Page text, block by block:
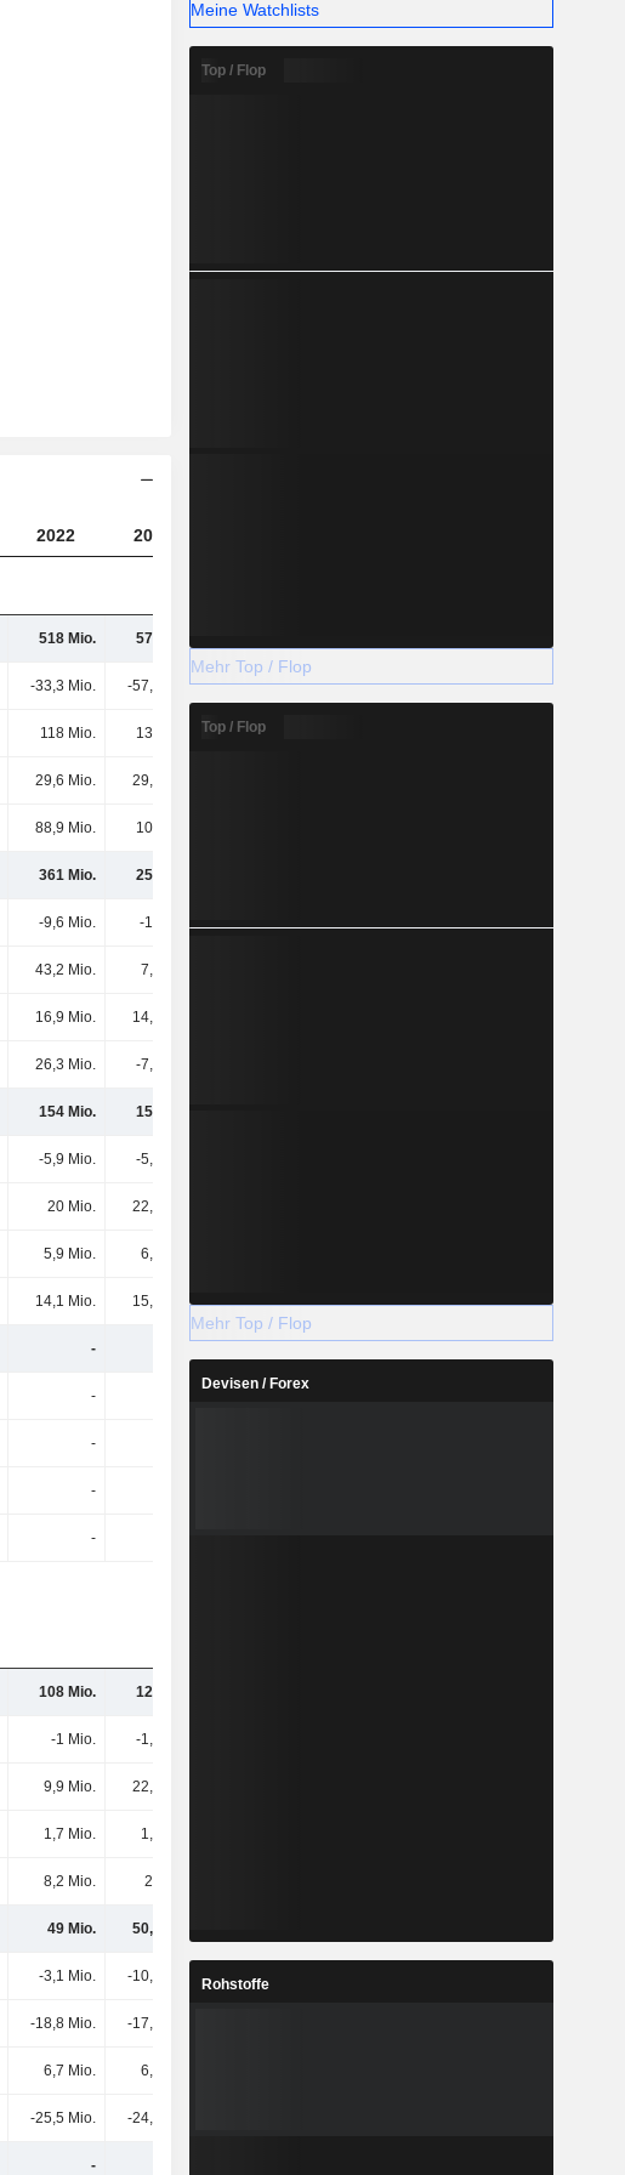
2022 2023
518 Mio. 571 Mio.
-33,3 Mio. -57,4 Mio. -60,5 Mio. -43,2 Mio.
118 Mio. 134 Mio. 131 Mio.
29,6 Mio. 29,4 Mio.
88,9 Mio. 105 Mio.
361 Mio. 250 Mio.
-9,6 Mio. -12 Mio.
43,2 Mio. 7,2 Mio.
16,9 Mio. 14,8 Mio.
26,3 Mio. -7,6 Mio.
154 Mio. 155 Mio.
-5,9 Mio. -5,3 Mio.
20 Mio. 22,2 Mio.
5,9 Mio. 6,5 Mio.
14,1 Mio. 15,7 Mio. 11,5 Mio. -9 Mio.
-
-
-
-
-
108 Mio. 129 Mio.
-1 Mio. -1,5 Mio.
9,9 Mio. 22,4 Mio.
1,7 Mio. 1,4 Mio.
8,2 Mio. 21 Mio.
49 Mio. 50,8 Mio.
-3,1 Mio. -10,9 Mio. -23,9 Mio.
-18,8 Mio. -17,4 Mio.
6,7 Mio. 6,8 Mio.
-25,5 Mio. -24,2 Mio.
-
Meine Watchlists
Top / Flop
Mehr Top / Flop
Top / Flop
Mehr Top / Flop
Devisen / Forex
Rohstoffe